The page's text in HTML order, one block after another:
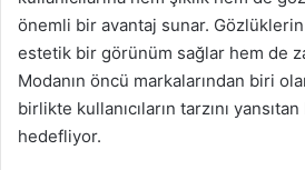
önemli bir avantaj sunar.
estetik bir görünüm sağlar hem de
Modanın öncü markalarından biri
birlikte kullanıcıların tarzını
hedefliyor.